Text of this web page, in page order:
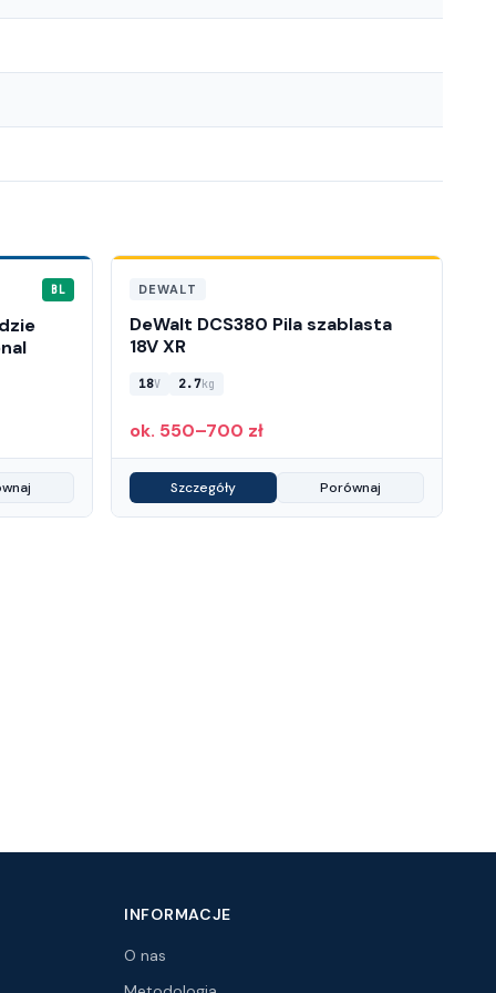
BL DEWALT
DeWalt DCS380 Pila szablasta
18V XR
18V 2.7kg
ok. 550–700 zł
Szczegóły Porównaj
INFORMACJE
O nas